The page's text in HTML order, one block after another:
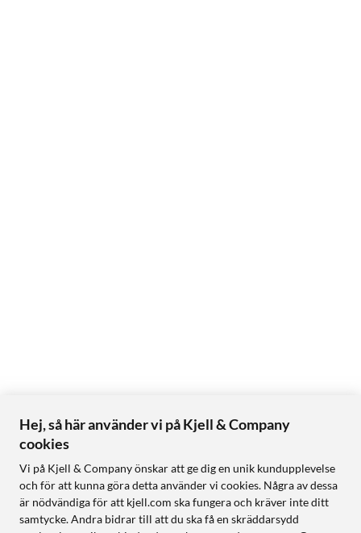
Hej, så här använder vi på Kjell & Company
cookies
Vi på Kjell & Company önskar att ge dig en unik kundupplevelse
och för att kunna göra detta använder vi cookies. Några av dessa
är nödvändiga för att kjell.com ska fungera och kräver inte ditt
samtycke. Andra bidrar till att du ska få en skräddarsydd